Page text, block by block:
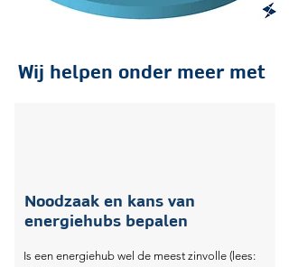
Wij helpen onder meer met
Noodzaak en kans van
energiehubs bepalen
Is een energiehub wel de meest zinvolle (lees: